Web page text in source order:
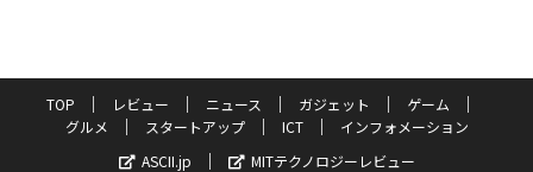
TOP レビュー ニュース ガジェット
ゲーム
グルメ
スタートアップ ICT
インフォメーション
ASCII.jp
MITテクノロジーレビュー